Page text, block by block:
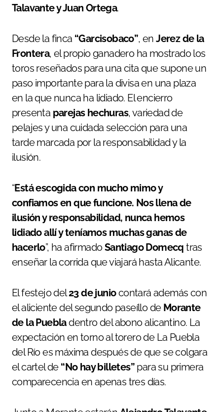
Talavante y Juan Ortega.
Desde la finca “Garcisobaco”, enJerez de la
Frontera, el propio ganadero ha mostrado los
toros reseñados para una cita que supone un
paso importante para la divisa en una plaza
en la que nunca ha lidiado. El encierro
presenta parejas hechuras, variedad de
pelajes y una cuidada selección para una
tarde marcada por la responsabilidad y la
ilusión.
“Está escogida con mucho mimo y
confiamos en que funcione. Nos llena de
ilusión y responsabilidad, nunca hemos
lidiado allí y teníamos muchas ganas de
hacerlo”, ha afirmadoSantiago Domecq tras
enseñar la corrida que viajará hasta Alicante.
El festejo del23 de juniocontará además con
el aliciente del segundo paseíllo de Morante
de la Puebladentro del abono alicantino. La
expectación en torno al torero de La Puebla
del Río es máxima después de que se colgara
el cartel de “No hay billetes” para su primera
comparecencia en apenas tres días.